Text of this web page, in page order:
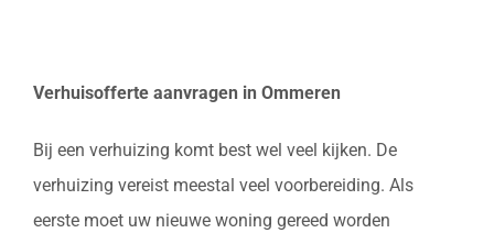
Verhuisofferte aanvragen in Ommeren
Bij een verhuizing komt best wel veel kijken. De
verhuizing vereist meestal veel voorbereiding. Als
eerste moet uw nieuwe woning gereed worden